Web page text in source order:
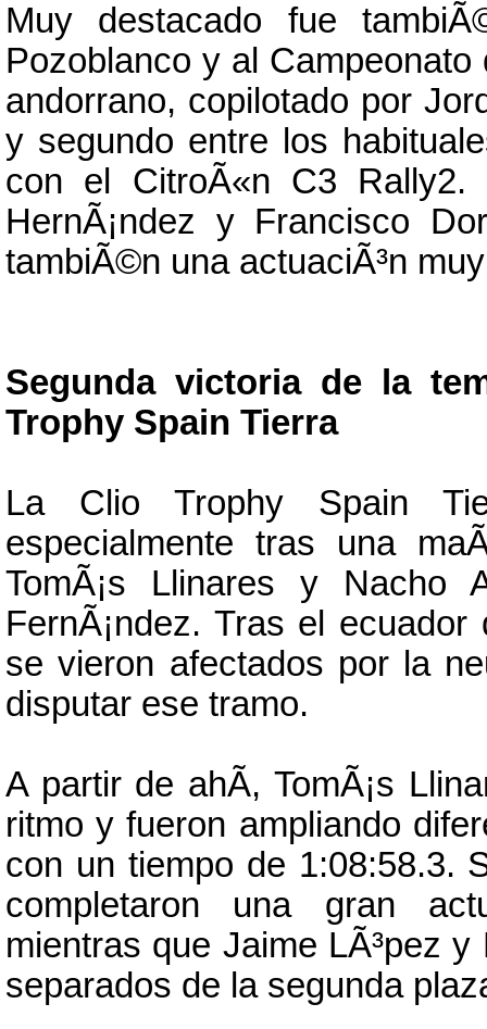
Muy destacado fue
Pozoblanco y al
andorrano, copilotado por
y segundo entre los
con el CitroÃ«n C3 Rally2.
HernÃ¡ndez y Francisco
tambiÃ©n una actuaciÃ³n
Segunda victoria de la
Trophy Spain Tierra
La Clio Trophy Spain
especialmente tras una
TomÃ¡s Llinares y Nacho
FernÃ¡ndez. Tras el
se vieron afectados por la
disputar ese tramo.
A partir de ahÃ­, TomÃ¡s
ritmo y fueron ampliando
con un tiempo de 1:08:58.3.
completaron una gran
mientras que Jaime LÃ³pez
separados de la segunda